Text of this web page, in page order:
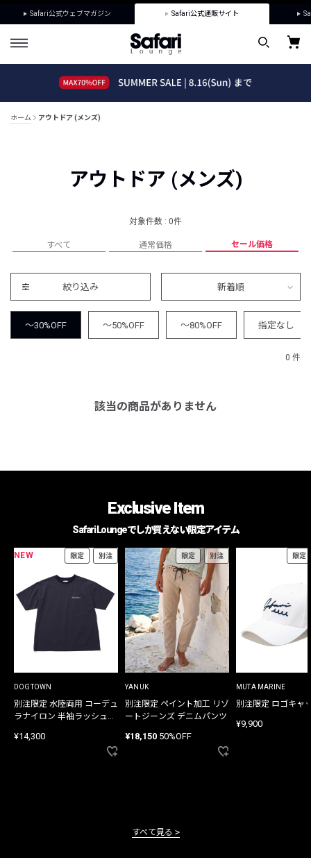
Safari公式ウェブマガジン Safari公式通販サイト
ホーム アウトドア (メンズ)
アウトドア (メンズ)
対象件数 : 0件
すべて 通常価格 セール価格
絞り込み 新着順
～30%OFF ～50%OFF ～80%OFF 指定なし
0 件
該当の商品がありません
Exclusive Item
Safari Loungeでしか買えない限定アイテム
NEW 限定 別注
DOGTOWN
別注限定 水陸両用 コーデュ
ラナイロン 半袖ラッシュガ
¥14,300
限定 別注
YANUK
別注限定 ペイント加工 リゾ
ートジーンズ デニムパンツ
¥18,150 50%OFF
限定
MUTA MARINE
別注限定 ロゴキャ
¥9,900
すべて見る